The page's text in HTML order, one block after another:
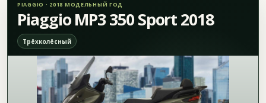
PIAGGIO · 2018 МОДЕЛЬНЫЙ ГОД
Piaggio MP3 350 Sport 2018
Трёхколёсный